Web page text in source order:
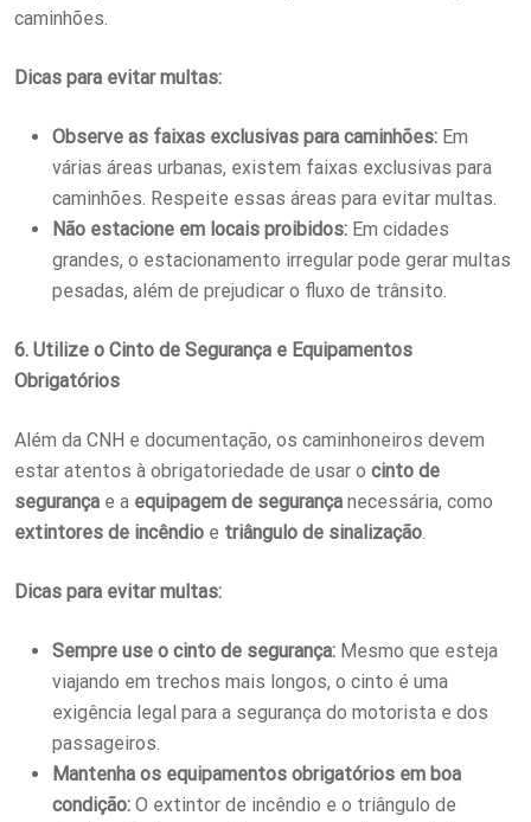
caminhões.
Dicas para evitar multas:
Observe as faixas exclusivas para caminhões: Em
várias áreas urbanas, existem faixas exclusivas para
caminhões. Respeite essas áreas para evitar multas.
Não estacione em locais proibidos: Em cidades
grandes, o estacionamento irregular pode gerar multas
pesadas, além de prejudicar o fluxo de trânsito.
6. Utilize o Cinto de Segurança e Equipamentos
Obrigatórios
Além da CNH e documentação, os caminhoneiros devem
estar atentos à obrigatoriedade de usar o cinto de
segurança e a equipagem de segurança necessária, como
extintores de incêndio e triângulo de sinalização
Dicas para evitar multas:
Sempre use o cinto de segurança: Mesmo que esteja
viajando em trechos mais longos, o cinto é uma
exigência legal para a segurança do motorista e dos
passageiros.
Mantenha os equipamentos obrigatórios em boa
condição: O extintor de incêndio e o triângulo de